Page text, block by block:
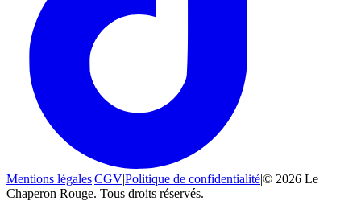
Mentions légales|CGV|Politique de confidentialité|© 2026 Le
Chaperon Rouge. Tous droits réservés.